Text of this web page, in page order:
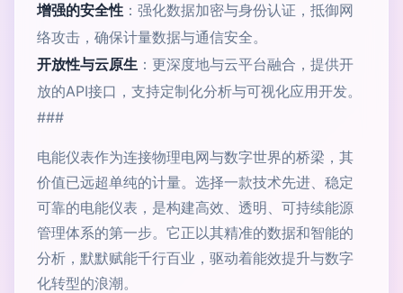
增强的安全性 ：强化数据加密与身份认证，抵御网
络攻击，确保计量数据与通信安全。
开放性与云原生 ：更深度地与云平台融合，提供开
放的API接口，支持定制化分析与可视化应用开发。
###
电能仪表作为连接物理电网与数字世界的桥梁，其
价值已远超单纯的计量。选择一款技术先进、稳定
可靠的电能仪表，是构建高效、透明、可持续能源
管理体系的第一步。它正以其精准的数据和智能的
分析，默默赋能千行百业，驱动着能效提升与数字
化转型的浪潮。